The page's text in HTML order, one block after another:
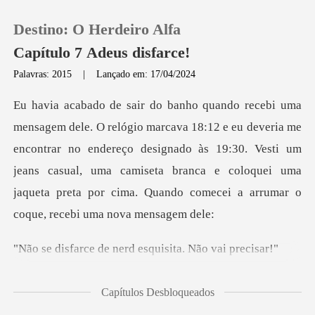
0
Loja
Destino: O Herdeiro Alfa
Capítulo 7 Adeus disfarce!
Palavras: 2015 |Lançado em: 17/04/2024
veria me
encontrar no endereço designado às 19:30. Vesti um
jeans casual, uma camiseta branca e co
e nerd esquisita.
Capítulos Desbloqueados